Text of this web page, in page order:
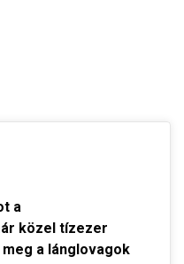
a
közel tízezer
a lánglovagok